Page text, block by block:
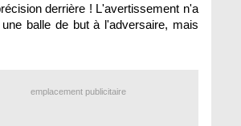
derrière ! L'avertissement n'a
balle de but à l'adversaire, mais
emplacement publicitaire